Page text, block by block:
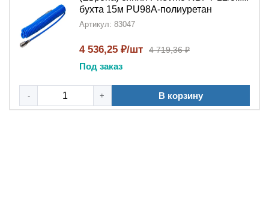
бухта 15м PU98A-полиуретан
Артикул: 83047
4 536,25 ₽/шт 4 719,36 ₽
Под заказ
- + В корзину